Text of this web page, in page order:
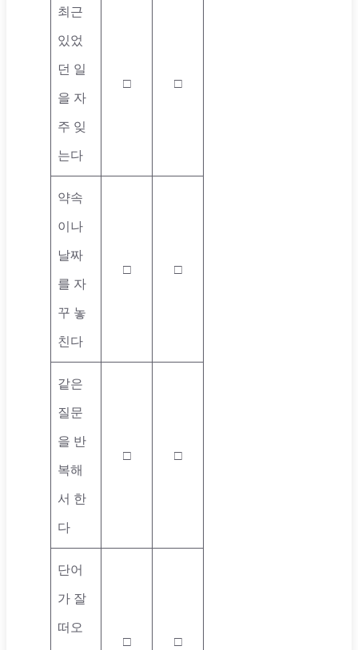
최근
있었
던 일
을 자
주 잊
는다
□ □
약속
이나
날짜
를 자
꾸 놓
친다
□ □
같은
질문
을 반
복해
서 한
다
□ □
단어
가 잘
떠오
□ □